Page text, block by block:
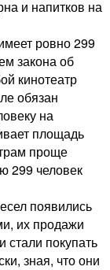
и напитков на
ровно 299
закона об
кинотеатр
обязан
на
площадь
проще
299 человек
появились
их продажи
стали покупать
зная, что они